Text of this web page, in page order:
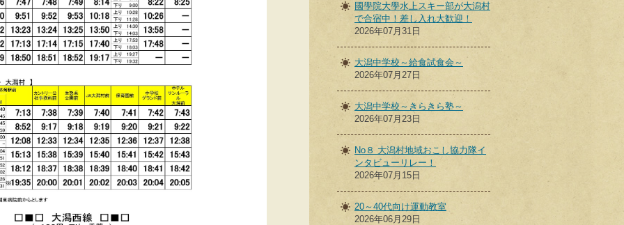
國學院大學水上スキー部が大潟村
で合宿中！差し入れ大歓迎！
2026年07月31日
大潟中学校～給食試食会～
2026年07月27日
大潟中学校～きらきら塾～
2026年07月23日
No８ 大潟村地域おこし協力隊イ
ンタビューリレー！
2026年07月15日
20～40代向け運動教室
2026年06月29日